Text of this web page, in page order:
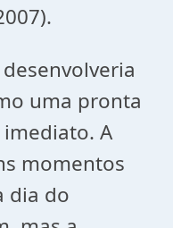
uma pronta
A
momentos
dia do